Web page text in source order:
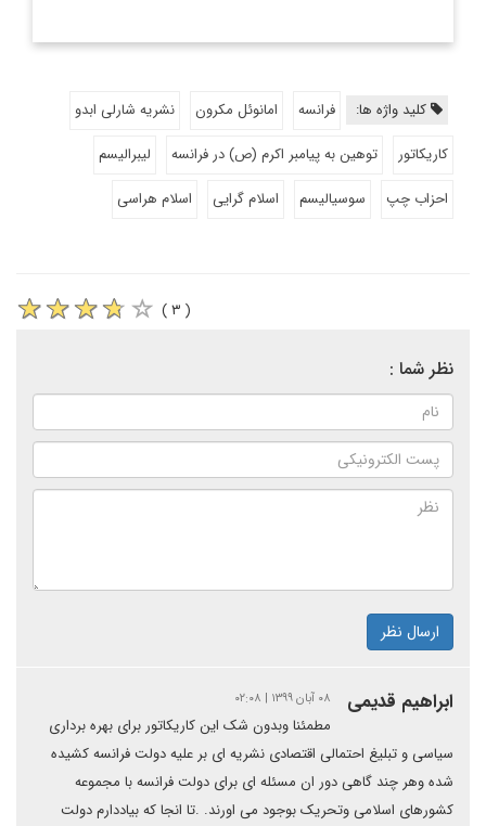
کلید واژه ها: فرانسه امانوئل مکرون
نشریه شارلی ابدو
کاریکاتور
توهین به پیامبر اکرم (ص) در فرانسه
لیبرالیسم
احزاب چپ
سوسیالیسم اسلام گرایی اسلام هراسی
( ۳ )
نظر شما :
ارسال نظر
ابراهیم قدیمی ۰۸ آبان ۱۳۹۹ | ۰۲:۰۸
مطمئنا وبدون شک این کاریکاتور برای بهره برداری
سیاسی و تبلیغ احتمالی اقتصادی نشریه ای بر علیه دولت فرانسه کشیده
شده وهر چند گاهی دور ان مسئله ای برای دولت فرانسه با مجموعه
کشورهای اسلامی وتحریک بوجود می اورند. .تا انجا که بیاددارم دولت